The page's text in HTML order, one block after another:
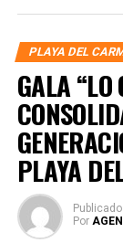
PLAYA DEL
GALA “LO
PLAYA
Publicado
Por